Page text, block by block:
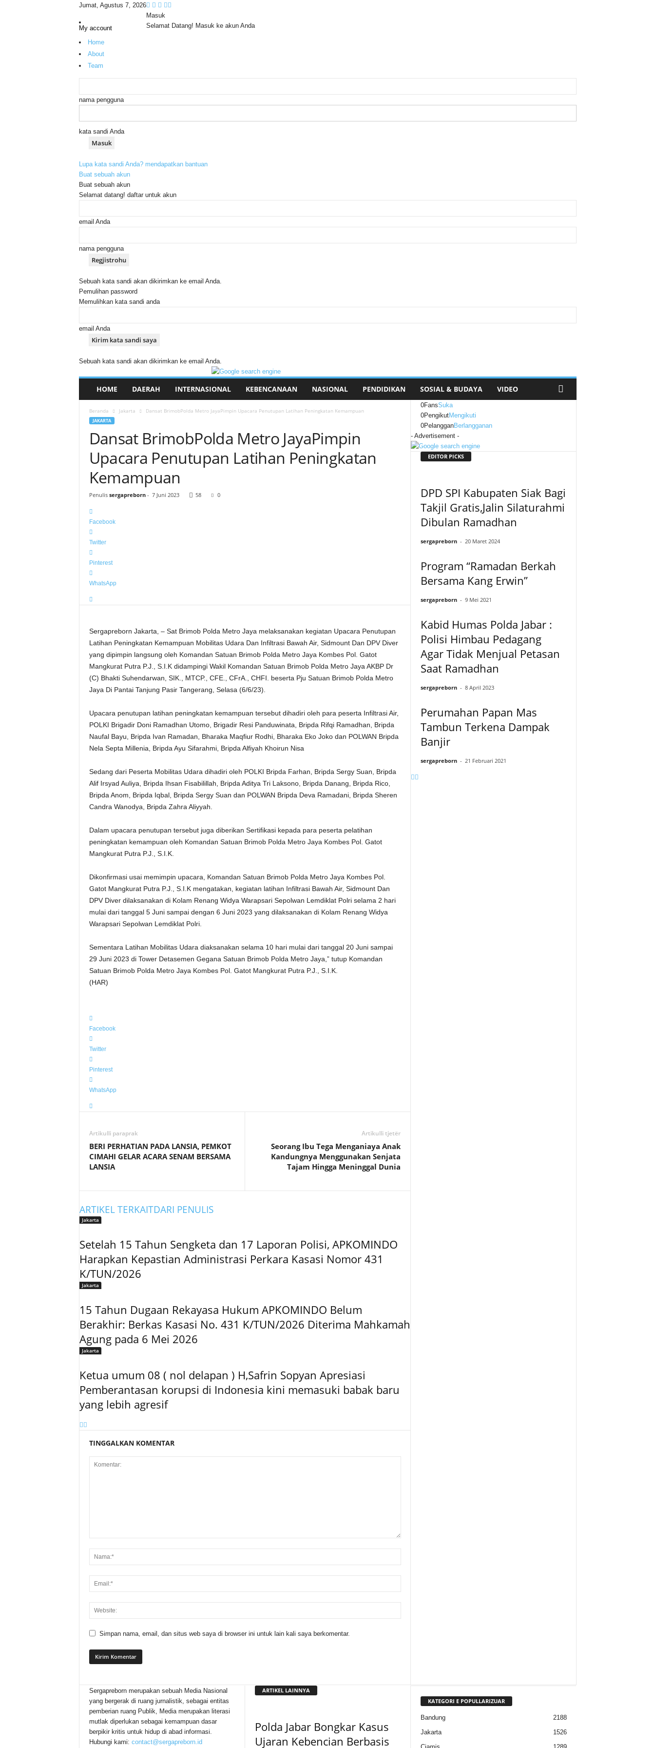
Jumat, Agustus 7, 2026
My account
Home
About
Team
Masuk
Selamat Datang! Masuk ke akun Anda
nama pengguna
kata sandi Anda
Lupa kata sandi Anda? mendapatkan bantuan
Buat sebuah akun
Buat sebuah akun
Selamat datang! daftar untuk akun
email Anda
nama pengguna
Sebuah kata sandi akan dikirimkan ke email Anda.
Pemulihan password
Memulihkan kata sandi anda
email Anda
Sebuah kata sandi akan dikirimkan ke email Anda.
HOME DAERAH INTERNASIONAL KEBENCANAAN NASIONAL PENDIDIKAN SOSIAL & BUDAYA VIDEO
Beranda Jakarta Dansat BrimobPolda Metro JayaPimpin Upacara Penutupan Latihan Peningkatan Kemampuan
JAKARTA
Dansat BrimobPolda Metro JayaPimpin
Upacara Penutupan Latihan Peningkatan
Kemampuan
Penulis sergapreborn- 7 Juni 2023 58 0
Facebook
Twitter
Pinterest
WhatsApp
Sergapreborn Jakarta, – Sat Brimob Polda Metro Jaya melaksanakan kegiatan Upacara Penutupan
Latihan Peningkatan Kemampuan Mobilitas Udara Dan Infiltrasi Bawah Air, Sidmount Dan DPV Diver
yang dipimpin langsung oleh Komandan Satuan Brimob Polda Metro Jaya Kombes Pol. Gatot
Mangkurat Putra P.J., S.I.K didampingi Wakil Komandan Satuan Brimob Polda Metro Jaya AKBP Dr
(C) Bhakti Suhendarwan, SIK., MTCP., CFE., CFrA., CHFI. beserta Pju Satuan Brimob Polda Metro
Jaya Di Pantai Tanjung Pasir Tangerang, Selasa (6/6/23).
Upacara penutupan latihan peningkatan kemampuan tersebut dihadiri oleh para peserta Infiltrasi Air,
POLKI Brigadir Doni Ramadhan Utomo, Brigadir Resi Panduwinata, Bripda Rifqi Ramadhan, Bripda
Naufal Bayu, Bripda Ivan Ramadan, Bharaka Maqfiur Rodhi, Bharaka Eko Joko dan POLWAN Bripda
Nela Septa Millenia, Bripda Ayu Sifarahmi, Bripda Alfiyah Khoirun Nisa
Sedang dari Peserta Mobilitas Udara dihadiri oleh POLKI Bripda Farhan, Bripda Sergy Suan, Bripda
Alif Irsyad Auliya, Bripda Ihsan Fisabilillah, Bripda Aditya Tri Laksono, Bripda Danang, Bripda Rico,
Bripda Anom, Bripda Iqbal, Bripda Sergy Suan dan POLWAN Bripda Deva Ramadani, Bripda Sheren
Candra Wanodya, Bripda Zahra Aliyyah.
Dalam upacara penutupan tersebut juga diberikan Sertifikasi kepada para peserta pelatihan
peningkatan kemampuan oleh Komandan Satuan Brimob Polda Metro Jaya Kombes Pol. Gatot
Mangkurat Putra P.J., S.I.K.
Dikonfirmasi usai memimpin upacara, Komandan Satuan Brimob Polda Metro Jaya Kombes Pol.
Gatot Mangkurat Putra P.J., S.I.K mengatakan, kegiatan latihan Infiltrasi Bawah Air, Sidmount Dan
DPV Diver dilaksanakan di Kolam Renang Widya Warapsari Sepolwan Lemdiklat Polri selama 2 hari
mulai dari tanggal 5 Juni sampai dengan 6 Juni 2023 yang dilaksanakan di Kolam Renang Widya
Warapsari Sepolwan Lemdiklat Polri.
Sementara Latihan Mobilitas Udara diaksanakan selama 10 hari mulai dari tanggal 20 Juni sampai
29 Juni 2023 di Tower Detasemen Gegana Satuan Brimob Polda Metro Jaya,” tutup Komandan
Satuan Brimob Polda Metro Jaya Kombes Pol. Gatot Mangkurat Putra P.J., S.I.K.
(HAR)
Facebook
Twitter
Pinterest
WhatsApp
Artikulli paraprak
BERI PERHATIAN PADA LANSIA, PEMKOT
CIMAHI GELAR ACARA SENAM BERSAMA
LANSIA
Artikulli tjetër
Seorang Ibu Tega Menganiaya Anak
Kandungnya Menggunakan Senjata
Tajam Hingga Meninggal Dunia
ARTIKEL TERKAITDARI PENULIS
Jakarta
Setelah 15 Tahun Sengketa dan 17 Laporan Polisi, APKOMINDO
Harapkan Kepastian Administrasi Perkara Kasasi Nomor 431
K/TUN/2026
Jakarta
15 Tahun Dugaan Rekayasa Hukum APKOMINDO Belum
Berakhir: Berkas Kasasi No. 431 K/TUN/2026 Diterima Mahkamah
Agung pada 6 Mei 2026
Jakarta
Ketua umum 08 ( nol delapan ) H,Safrin Sopyan Apresiasi
Pemberantasan korupsi di Indonesia kini memasuki babak baru
yang lebih agresif
TINGGALKAN KOMENTAR
Simpan nama, email, dan situs web saya di browser ini untuk lain kali saya berkomentar.
0FansSuka
0PengikutMengikuti
0PelangganBerlangganan
- Advertisement -
EDITOR PICKS
DPD SPI Kabupaten Siak Bagi
Takjil Gratis,Jalin Silaturahmi
Dibulan Ramadhan
sergapreborn - 20 Maret 2024
Program “Ramadan Berkah
Bersama Kang Erwin”
sergapreborn - 9 Mei 2021
Kabid Humas Polda Jabar :
Polisi Himbau Pedagang
Agar Tidak Menjual Petasan
Saat Ramadhan
sergapreborn - 8 April 2023
Perumahan Papan Mas
Tambun Terkena Dampak
Banjir
sergapreborn - 21 Februari 2021
Sergapreborn merupakan sebuah Media Nasional
yang bergerak di ruang jurnalistik, sebagai entitas
pemberian ruang Publik, Media merupakan literasi
mutlak diperlukan sebagai kemampuan dasar
berpikir kritis untuk hidup di abad informasi.
Hubungi kami: contact@sergapreborn.id
ARTIKEL LAINNYA
Polda Jabar Bongkar Kasus
Ujaran Kebencian Berbasis
KATEGORI E POPULLARIZUAR
Bandung
2188
Jakarta
1526